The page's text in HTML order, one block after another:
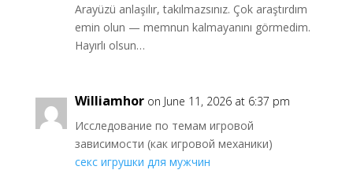
Arayüzü anlaşılır, takılmazsınız. Çok araştırdım
emin olun — memnun kalmayanını görmedim.
Hayırlı olsun…
Williamhor on June 11, 2026 at 6:37 pm
Исследование по темам игровой
зависимости (как игровой механики)
секс игрушки для мужчин